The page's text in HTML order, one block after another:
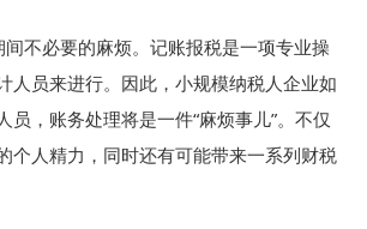
必要的麻烦。记账报税是一项专业操
人员来进行。因此，小规模纳税人企业如
员，账务处理将是一件“麻烦事儿”。不仅
个人精力，同时还有可能带来一系列财税